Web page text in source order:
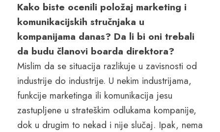
Kako biste ocenili položaj marketing i
komunikacijskih stručnjaka u
kompanijama danas? Da li bi oni trebali
da budu članovi boarda direktora?
Mislim da se situacija razlikuje u zavisnosti od
industrije do industrije. U nekim industrijama,
funkcije marketinga ili komunikacija jesu
zastupljene u strateškim odlukama kompanije,
dok u drugim to nekad i nije slučaj. Ipak, nema